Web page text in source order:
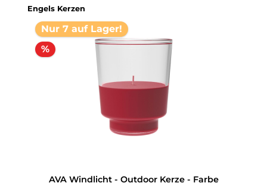
Produktgalerie überspringen
Engels Kerzen
Nur 7 auf Lager!
%
AVA Windlicht - Outdoor Kerze - Farbe